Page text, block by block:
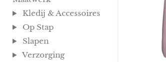
Kledij & Accessoires
Op Stap
Slapen
Verzorging